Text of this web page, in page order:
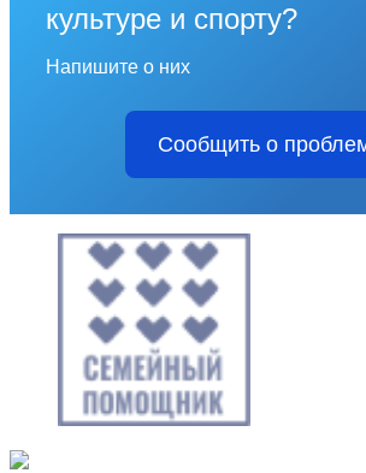
культуре и спорту?
Напишите о них
Сообщить о